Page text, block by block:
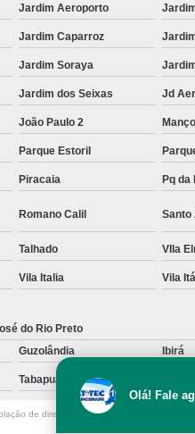
Jardim Aeroporto
Jardim Caparroz
Jardim Soraya
Jardim dos Seixas Jd
João Paulo 2
Parque Estoril
Piracaia Pq da
Romano Calil Santo
Talhado VIla
Vila Italia Vila
do Rio Preto
Guzolândia Ibirá
Tabapuã
de direito autoral – artigo 184 do
Olá! Fale